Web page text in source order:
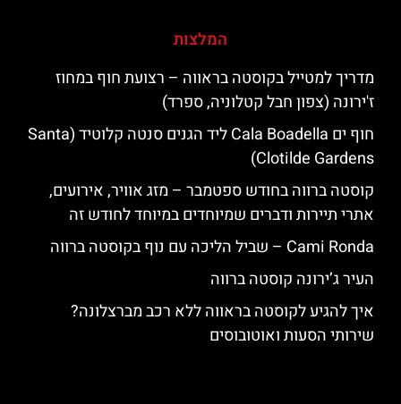
המלצות
מדריך למטייל בקוסטה בראווה – רצועת חוף במחוז
ז'ירונה (צפון חבל קטלוניה, ספרד)
חוף ים Cala Boadella ליד הגנים סנטה קלוטיד (Santa
Clotilde Gardens)
קוסטה ברווה בחודש ספטמבר – מזג אוויר, אירועים,
אתרי תיירות ודברים שמיוחדים במיוחד לחודש זה
‪‪Cami Ronda‬‬ – שביל הליכה עם נוף בקוסטה ברווה
העיר ג’ירונה קוסטה ברווה
איך להגיע לקוסטה בראווה ללא רכב מברצלונה?
שירותי הסעות ואוטובוסים